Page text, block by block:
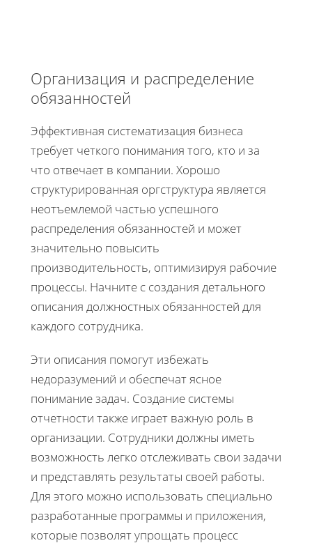
Организация и распределение
обязанностей
Эффективная систематизация бизнеса
требует четкого понимания того, кто и за
что отвечает в компании. Хорошо
структурированная оргструктура является
неотъемлемой частью успешного
распределения обязанностей и может
значительно повысить
производительность, оптимизируя рабочие
процессы. Начните с создания детального
описания должностных обязанностей для
каждого сотрудника.
Эти описания помогут избежать
недоразумений и обеспечат ясное
понимание задач. Создание системы
отчетности также играет важную роль в
организации. Сотрудники должны иметь
возможность легко отслеживать свои задачи
и представлять результаты своей работы.
Для этого можно использовать специально
разработанные программы и приложения,
которые позволят упрощать процесс